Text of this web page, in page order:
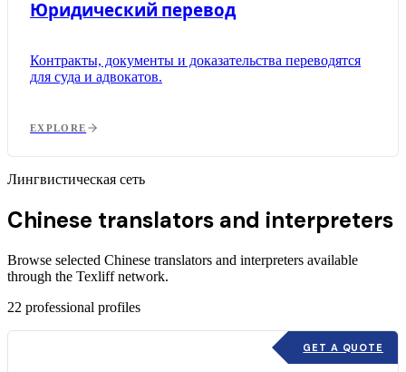
Юридический перевод
Контракты, документы и доказательства переводятся
для суда и адвокатов.
EXPLORE
Лингвистическая сеть
Chinese translators and interpreters
Browse selected Chinese translators and interpreters available
through the Texliff network.
22 professional profiles
GET A QUOTE